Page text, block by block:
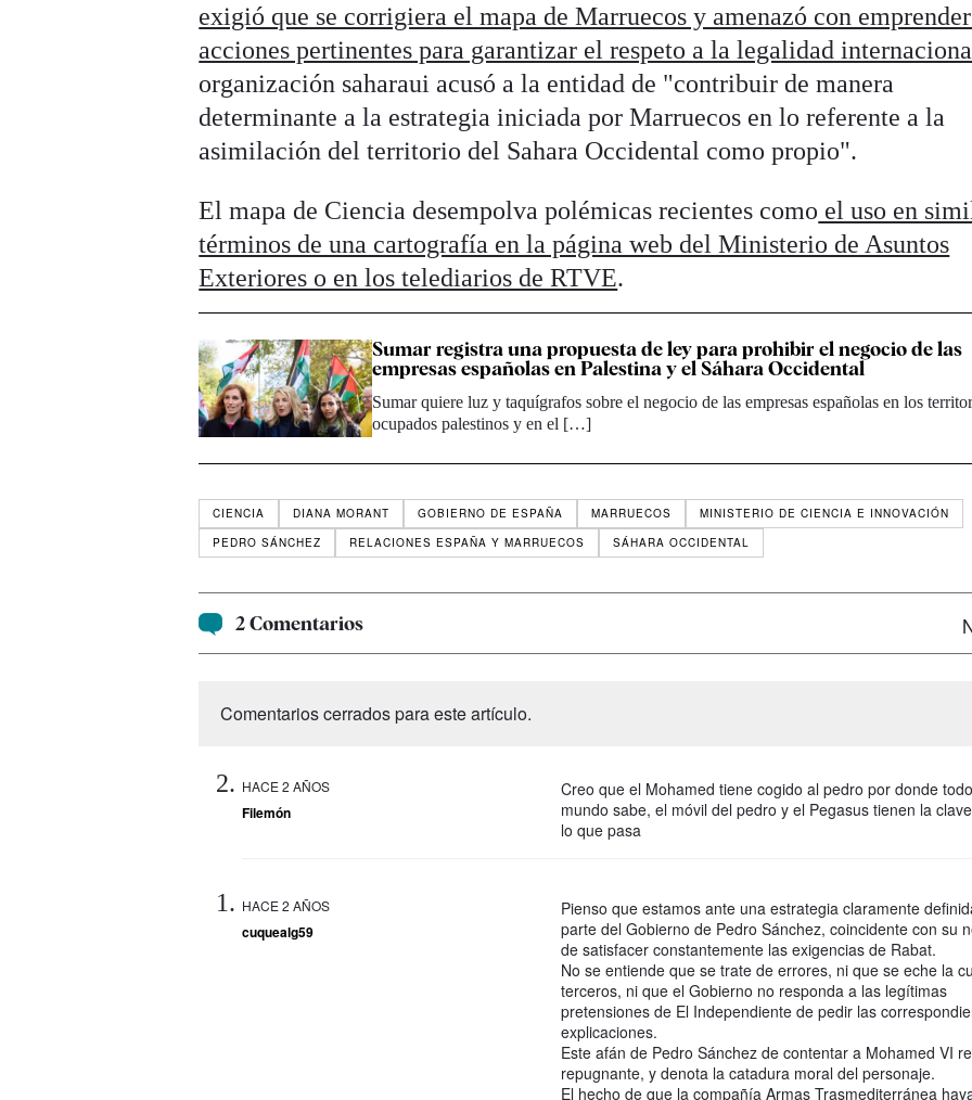
exigió que se corrigiera el mapa de Marruecos y amenazó con
acciones pertinentes para garantizar el respeto a la legalidad
organización saharaui acusó a la entidad de "contribuir de manera
determinante a la estrategia iniciada por Marruecos en lo referente a la
asimilación del territorio del Sahara Occidental como propio".
El mapa de Ciencia desempolva polémicas recientes como el uso en
términos de una cartografía en la página web del Ministerio de Asuntos
Exteriores o en los telediarios de RTVE.
Sumar registra una propuesta de ley para prohibir el negocio de las
empresas españolas en Palestina y el Sáhara Occidental
Sumar quiere luz y taquígrafos sobre el negocio de las empresas españolas en los
ocupados palestinos y en el […]
CIENCIA DIANA MORANT GOBIERNO DE ESPAÑA MARRUECOS
MINISTERIO DE CIENCIA E INNOVACIÓN
PEDRO SÁNCHEZ
RELACIONES ESPAÑA Y MARRUECOS SÁHARA OCCIDENTAL
2 Comentarios
Comentarios cerrados para este artículo.
HACE 2 AÑOS
Filemón
Creo que el Mohamed tiene cogido al pedro por donde
mundo sabe, el móvil del pedro y el Pegasus tienen la
lo que pasa
HACE 2 AÑOS
cuquealg59
Pienso que estamos ante una estrategia claramente
parte del Gobierno de Pedro Sánchez, coincidente con su
de satisfacer constantemente las exigencias de Rabat.
No se entiende que se trate de errores, ni que se eche la
terceros, ni que el Gobierno no responda a las legítimas
pretensiones de El Independiente de pedir las
explicaciones.
Este afán de Pedro Sánchez de contentar a Mohamed VI
repugnante, y denota la catadura moral del personaje.
El hecho de que la compañía Armas Trasmediterránea